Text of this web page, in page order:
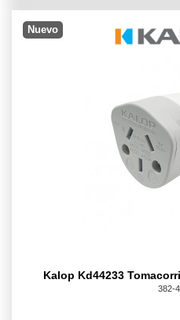
Nuevo
Kalop Kd44233
382-